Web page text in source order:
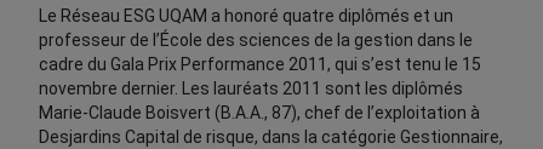
Le Réseau ESG UQAM a honoré quatre diplômés et un
professeur de l’École des sciences de la gestion dans le
cadre du Gala Prix Performance 2011, qui s’est tenu le 15
novembre dernier. Les lauréats 2011 sont les diplômés
Marie-Claude Boisvert (B.A.A., 87), chef de l’exploitation à
Desjardins Capital de risque, dans la catégorie Gestionnaire,